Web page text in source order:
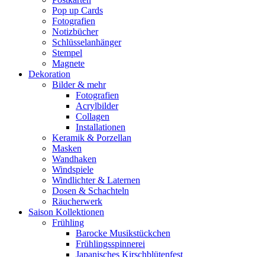
Pop up Cards
Fotografien
Notizbücher
Schlüsselanhänger
Stempel
Magnete
Dekoration
Bilder & mehr
Fotografien
Acrylbilder
Collagen
Installationen
Keramik & Porzellan
Masken
Wandhaken
Windspiele
Windlichter & Laternen
Dosen & Schachteln
Räucherwerk
Saison Kollektionen
Frühling
Barocke Musikstückchen
Frühlingsspinnerei
Japanisches Kirschblütenfest